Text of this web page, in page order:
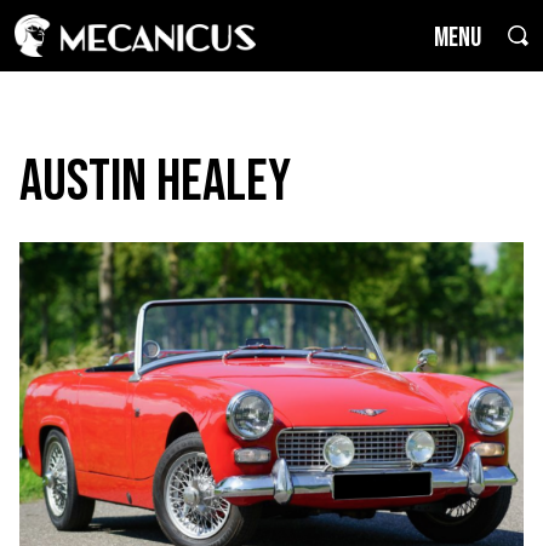
MENU
Austin Healey